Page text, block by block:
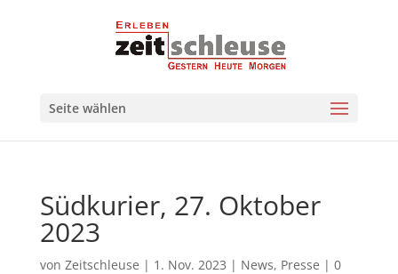
Seite wählen
Südkurier, 27. Oktober
2023
von Zeitschleuse | 1. Nov. 2023 | News, Presse | 0